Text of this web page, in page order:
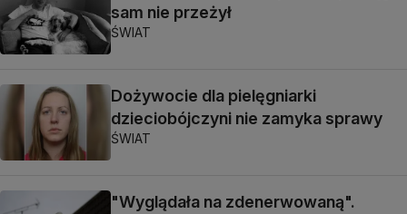
sam nie przeżył
ŚWIAT
Dożywocie dla pielęgniarki
dzieciobójczyni nie zamyka sprawy
ŚWIAT
"Wyglądała na zdenerwowaną".